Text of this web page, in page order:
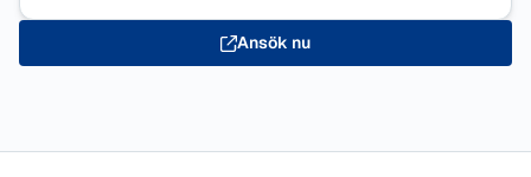
Ansök nu